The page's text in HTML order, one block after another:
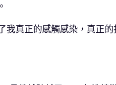
真正的感觸感染，真正